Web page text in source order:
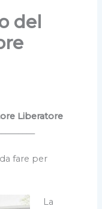
del
Liberatore
fare per
La